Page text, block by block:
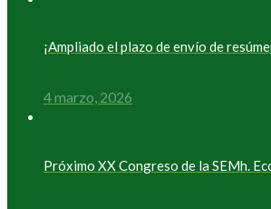
¡Ampliado el plazo de envío de
4 marzo, 2026
Próximo XX Congreso de la SEMh.